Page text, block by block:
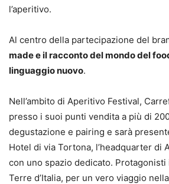
l’aperitivo.
Al centro della partecipazione del
made e il racconto del mondo del
linguaggio nuovo.
Nell’ambito di Aperitivo Festival,
presso i suoi punti vendita a più di
degustazione e pairing e sarà
Hotel di via Tortona, l’headquarter di
con uno spazio dedicato.
Terre d’Italia, per un vero viaggio